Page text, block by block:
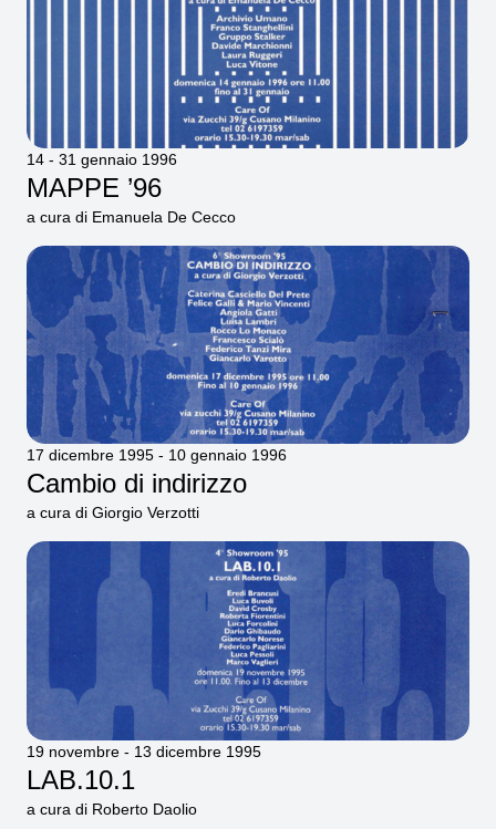
14 - 31 gennaio 1996
MAPPE ’96
a cura di Emanuela De Cecco
17 dicembre 1995 - 10 gennaio 1996
Cambio di indirizzo
a cura di Giorgio Verzotti
19 novembre - 13 dicembre 1995
LAB.10.1
a cura di Roberto Daolio